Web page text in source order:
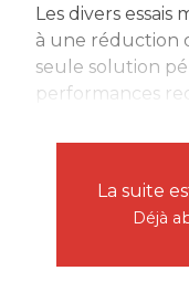
Les divers
à une réduction
seule solution
performances
La suite
Déjà